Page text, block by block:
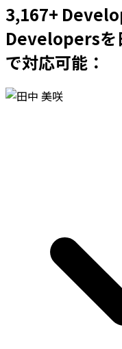
3,167+
Developersを
で対応可能：